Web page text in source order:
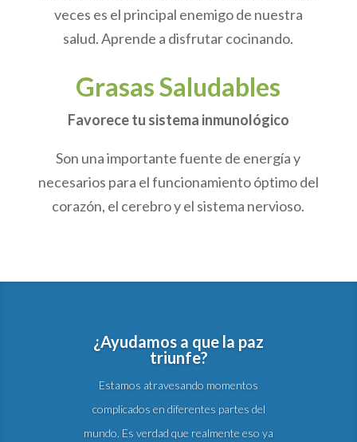
veces es el principal enemigo de nuestra
salud. Aprende a disfrutar cocinando.
Grasas Saludables
Favorece tu sistema inmunológico
Son una importante fuente de energía y
necesarios para el funcionamiento óptimo del
corazón, el cerebro y el sistema nervioso.
¿Ayudamos a que la paz
triunfe?
Estamos atravesando momentos
complicados en diferentes partes del
mundo. Es verdad que realmente eso ya